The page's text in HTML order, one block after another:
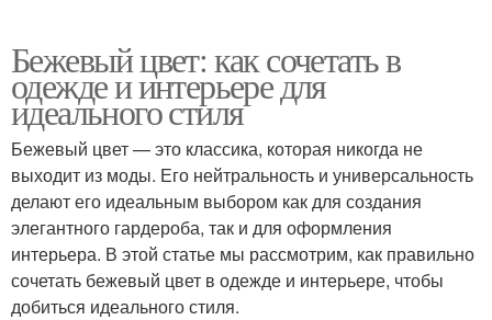
Бежевый цвет: как сочетать в
одежде и интерьере для
идеального стиля
Бежевый цвет — это классика, которая никогда не
выходит из моды. Его нейтральность и универсальность
делают его идеальным выбором как для создания
элегантного гардероба, так и для оформления
интерьера. В этой статье мы рассмотрим, как правильно
сочетать бежевый цвет в одежде и интерьере, чтобы
добиться идеального стиля.